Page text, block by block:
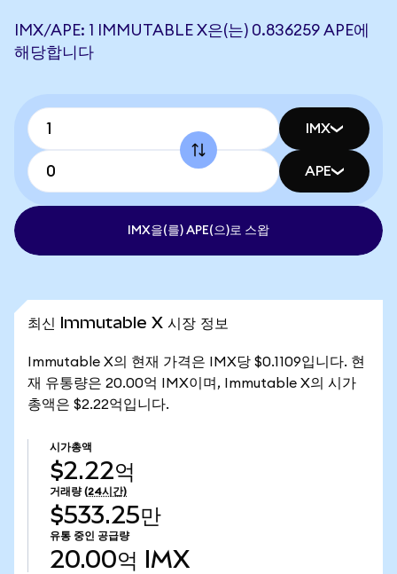
IMX/APE: 1 IMMUTABLE X은(는) 0.836259 APE에
해당합니다
IMX
APE
IMX을(를) APE(으)로 스왑
최신 Immutable X 시장 정보
Immutable X의 현재 가격은 IMX당 $0.1109입니다. 현
재 유통량은 20.00억 IMX이며, Immutable X의 시가
총액은 $2.22억입니다.
시가총액
$2.22억
거래량 (24시간)
$533.25만
유통 중인 공급량
20.00억 IMX